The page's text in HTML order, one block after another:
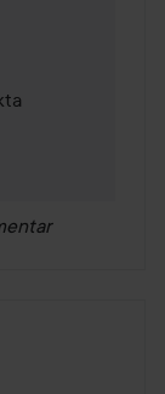
lades 1 vecka